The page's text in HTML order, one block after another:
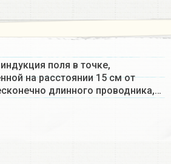
поля в точке,
на расстоянии 15 см от
длинного проводника,…